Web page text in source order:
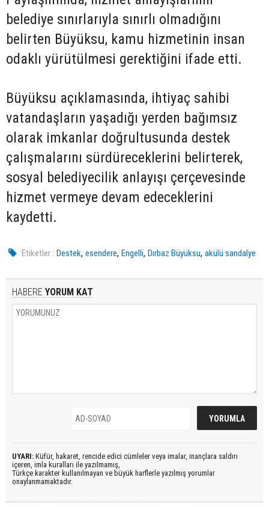
belediye sınırlarıyla sınırlı olmadığını
belirten Büyüksu, kamu hizmetinin insan
odaklı yürütülmesi gerektiğini ifade etti.
Büyüksu açıklamasında, ihtiyaç sahibi
vatandaşların yaşadığı yerden bağımsız
olarak imkanlar doğrultusunda destek
çalışmalarını sürdüreceklerini belirterek,
sosyal belediyecilik anlayışı çerçevesinde
hizmet vermeye devam edeceklerini
kaydetti.
Etiketler : Destek,esendere,Engelli,Dırbaz Büyüksu,akülü sandalye
HABERE YORUM KAT
UYARI: Küfür, hakaret, rencide edici cümleler veya imalar, inançlara saldırı
içeren, imla kuralları ile yazılmamış,
Türkçe karakter kullanılmayan ve büyük harflerle yazılmış yorumlar
onaylanmamaktadır.